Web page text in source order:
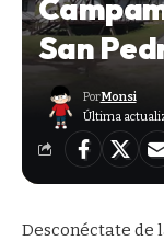
San
Última
PorMonsi
Desconéctate de